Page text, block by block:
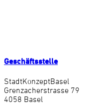
Geschäftsstelle
StadtKonzeptBasel
Grenzacherstrasse 79
4058 Basel